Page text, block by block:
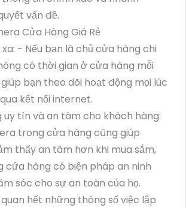
vấn đề.
- Nếu bạn là chủ cửa hàng chi
có thời gian ở cửa hàng mỗi
bạn theo dõi hoạt động mọi lúc
kết nối internet.
uy tín và an tâm cho khách hàng:
trong cửa hàng cũng giúp
thấy an tâm hơn khi mua sắm,
cửa hàng có biện pháp an ninh
sóc cho sự an toàn của họ.
hết những thông số việc lắp